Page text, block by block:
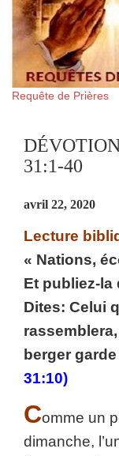
Requête de Prières
31:1-40
avril 22, 2020
Lecture
« Nations,
Et publiez-la
Dites: Celui
berger
31:10)
Comme un
dimanche,